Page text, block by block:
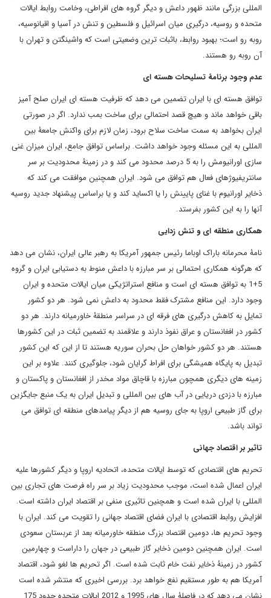
المللی بزرگی مانند ظهور داعش و دیگر گروه های افراطی، وخامت روابط ایالات
متحده و روسیه، درگیری میان اسرائیل و فلسطین و تنش در آسیا و اقیانوسیه،
روبه رو است؛ بهبود روابط، باثبات ترین وضعیتی است که واشینگتن و تهران با
آن روبه رو هستند.
عدم وجود برنامۀ تسلیحات هسته ای
توافق هسته ای با ایران تضمین می دهد که ظرفیت هسته ای ایران صلح آمیز
باقی خواهد ماند و هیچ قصد احتمالی برای ساخت بمب ندارد. اگر در صورتی
ایران بخواهد به سمت ساخت سلاح برود، زمان لازم برای واکنش جامعۀ بین
المللی به این مسئله وجود خواهد داشت. براساس توافق جامع، ایران میزان غنی
سازی اورانیومش را به 5 درصد محدود می کند و در زمینۀ محدودیت بر سر
سانتریفیوژهای فعال هم توافق می شود. ایران همچنین موافقت می کند که
ذخایر اورانیوم با غنای پایینش را یا اکساید کند و یا براساس پیشنهاد جدید روسیه
آنها را به این کشور بفرستد.
همکاری منطقه ای و تنش زدایی
نامۀ محرمانه باراک اوباما رئیس جمهور آمریکا به رهبر عالی ایران، نشان می دهد
که هرگونه همکاری احتمالی بر سر مبارزه با داعش منوط به دستیابی ایران و گروه
5+1 به توافق هسته ای است و منافع استراتژیکی میان ایالات متحده و ایران
وجود دارد. این منافع مشترک فقط محدود به داعش نمی شود. هر دو کشور
تمایل به کاهش درگیری های فرقه ای در سراسر منطقۀ خاورمیانه دارند. هر دو
کشور در افغانستان و عراق نفوذ دارند و علاقمند به تضمین ثبات در این کشورها
هستند. هر دو کشور خواهان حل بحران سوریه هستند تا از این که این کشور
تبدیل به پایگاه همیشگی برای افراط گرایان شود، جلوگیری کنند. علاوه بر این
زمینه های دیگری همچون مبارزه با قاچاق مواد مخدر از افغانستان و پاکستان و
مبارزه با دزدی دریایی در آب های بین المللی و تبدیل ایران به یک منبع جایگزین
برای گاز طبیعی اروپا به جای روسیه هم از دیگر پیامدهای منطقه ای توافق می
تواند باشد.
تاثیر بر اقتصاد جهانی
تحریم های اقتصادی که توسط ایالات متحده، اتحادیه اروپا و دیگر کشورها علیه
ایران اعمال شده است، موجب محدودیت زیاد بر سر راه فرصت های تجاری بین
المللی با ایران شده است و همچنین تاثیری منفی بر اقتصاد ایران داشته است.
افزایش روابط اقتصادی با ایران فضای اقتصاد جهانی را تقویت می کند. ایران با
وجود تحریم ها، دومین اقتصاد بزرگ منطقه خاورمیانه بعد از عربستان سعودی
است. ایران همچنین دومین ذخایر گاز طبیعی در جهان را داراست و چهارمین
کشور در زمینۀ ذخایر نفت خام ثابت شده است. اگر تحریم ها لغو شود، اقتصاد
آمریکا هم به طور مستقیم نفع خواهد برد. بررسی اخیری که منتشر شده است